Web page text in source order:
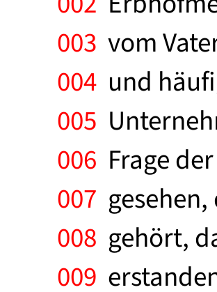
003 vom
004 und
005
006 Frage
007
008 gehört,
009